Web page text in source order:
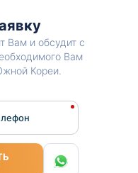
Вам и обсудит с
Вам
Кореи.